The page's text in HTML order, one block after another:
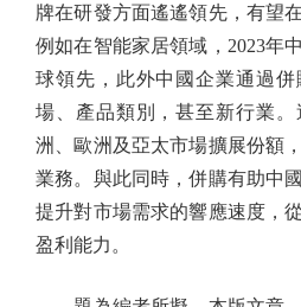
牌在研發方面遙遙領先，有望
例如在智能家居領域，2023年
球領先，此外中國企業通過
場、產品類別，甚至新行業
洲、歐洲及亞太市場擴展份額
業務。與此同時，併購有助中
提升對市場需求的響應速度，
盈利能力。